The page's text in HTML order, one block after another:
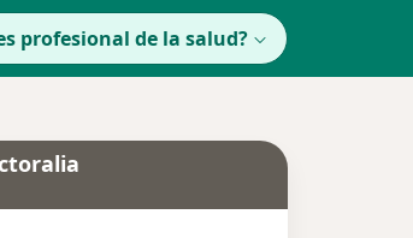
profesional de la salud?